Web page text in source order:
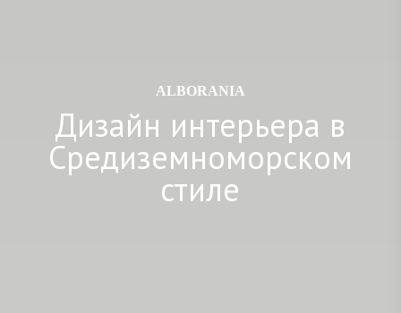
ALBORANIA
Дизайн интерьера в
Средиземноморском
стиле